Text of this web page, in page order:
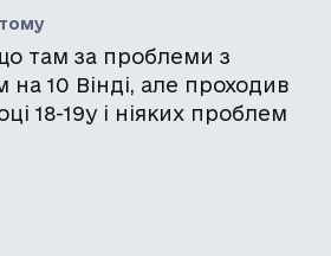
там за проблеми з
на 10 Вінді, але проходив
18-19у і ніяких проблем